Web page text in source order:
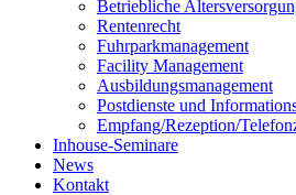
Betriebliche
Rentenrecht
Fuhrparkmanagement
Facility Management
Ausbildungsmanagement
Postdienste und
Empfang/Rezeption/
Inhouse-Seminare
News
Kontakt